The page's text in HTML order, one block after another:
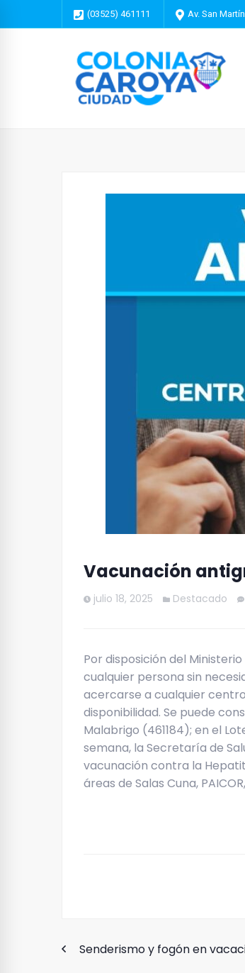
(03525) 461111 Av. San
Vacunación
julio 18, 2025 Destacado
Por disposición del
cualquier persona sin
acercarse a cualquier
disponibilidad. Se puede
Malabrigo (461184); en el
semana, la Secretaría de
vacunación contra la
áreas de Salas Cuna,
Navegación
Senderismo y fogón en